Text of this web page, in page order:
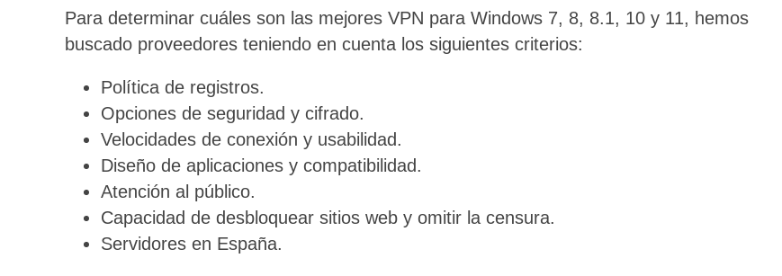
Para determinar cuáles son las mejores VPN para Windows 7, 8, 8.1, 10 y 11, hemos
buscado proveedores teniendo en cuenta los siguientes criterios:
Política de registros.
Opciones de seguridad y cifrado.
Velocidades de conexión y usabilidad.
Diseño de aplicaciones y compatibilidad.
Atención al público.
Capacidad de desbloquear sitios web y omitir la censura.
Servidores en España.